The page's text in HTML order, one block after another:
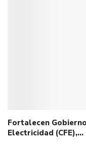
Fortalecen
Electricidad (CFE),…